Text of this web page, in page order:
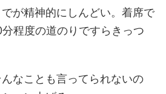
が精神的にしんどい。着席で
程度の道のりですらきっつ
なことも言ってられないの